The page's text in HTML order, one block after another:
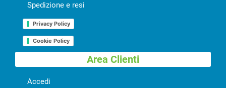
Spedizione e resi
Privacy Policy
Cookie Policy
Area Clienti
Accedi